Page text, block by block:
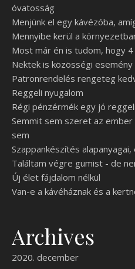
óvatosság
Menjünk el egy kávézóba,
Mennyibe kerül a
Most már én is tudom, hogy
Nektek is közösségi esemény
Patronrendelés rengeteg
Reggeli nyugalom
Régi pénzérmék egy jó
Semmit sem szeret az
sem
Szappankészítés
Találtam végre gumist - de
Új élet fájdalom nélkül
Van-e a kávéháznak és a
Archives
2020. december